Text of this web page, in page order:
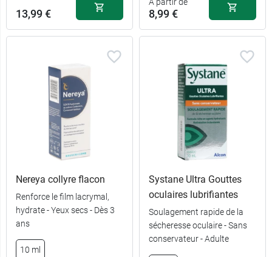
13,99 € 8,99 €
Nereya collyre flacon
Renforce le film lacrymal,
hydrate - Yeux secs - Dès 3
ans
10 ml
Systane Ultra Gouttes
oculaires lubrifiantes
Soulagement rapide de la
sécheresse oculaire - Sans
conservateur - Adulte